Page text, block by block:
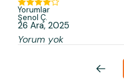
Yorumlar
Şenol Ç.
26 Ara, 2025
Yorum yok